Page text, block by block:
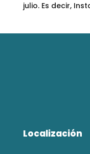
julio. Es decir,
Localización